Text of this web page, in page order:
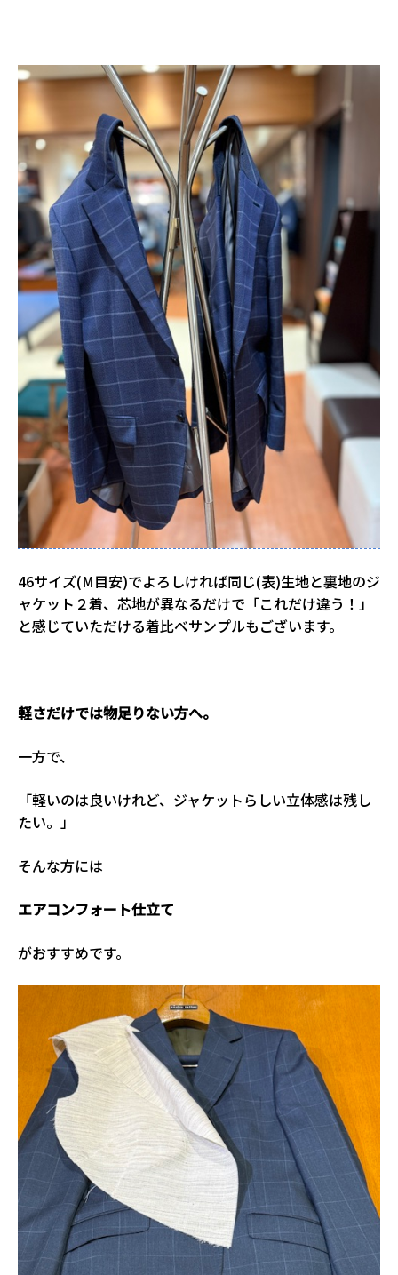
46サイズ(M目安)でよろしければ同じ(表)生地と裏地のジ
ャケット２着、芯地が異なるだけで「これだけ違う！」
と感じていただける着比べサンプルもございます。
軽さだけでは物足りない方へ。
一方で、
「軽いのは良いけれど、ジャケットらしい立体感は残し
たい。」
そんな方には
エアコンフォート仕立て
がおすすめです。